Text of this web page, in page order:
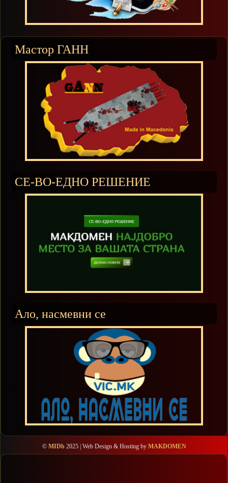
Мастор ГАНН
СЕ-ВО-ЕДНО РЕШЕНИЕ
Ало, насмевни се
© MIDb 2025 | Web Design & Hosting by MAKDOMEN